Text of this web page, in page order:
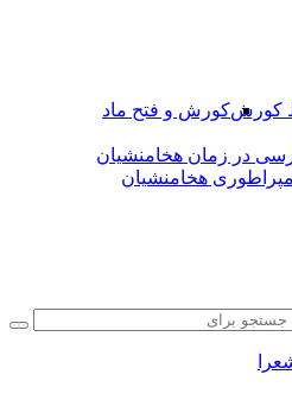
کورشکورش و فتح ماد
در زمان هخامنشیان
هخامنشیان